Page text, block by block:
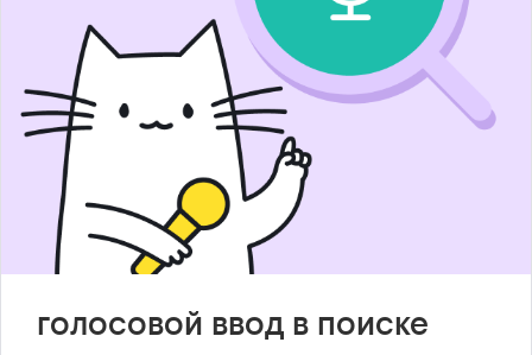
голосовой ввод в поиске